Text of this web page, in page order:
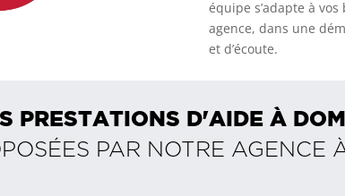
équipe s’adapte à
agence, dans une
et d’écoute.
PRESTATIONS D'AIDE À
PAR NOTRE AGENCE